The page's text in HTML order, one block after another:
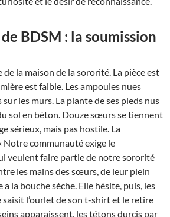
BDSM : la soumission
de la maison de la sororité. La pièce est
est faible. Les ampoules nues
les murs. La plante de ses pieds nus
sol en béton. Douze sœurs se tiennent
sérieux, mais pas hostile. La
Notre communauté exige le
veulent faire partie de notre sororité
les mains des sœurs, de leur plein
a la bouche sèche. Elle hésite, puis, les
l’ourlet de son t-shirt et le retire
apparaissent, les tétons durcis par